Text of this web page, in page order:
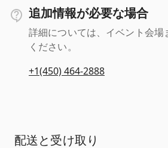
追加情報が必要な場合
詳細については、イベント会場
ください。
+1(450) 464-2888
配送と受け取り